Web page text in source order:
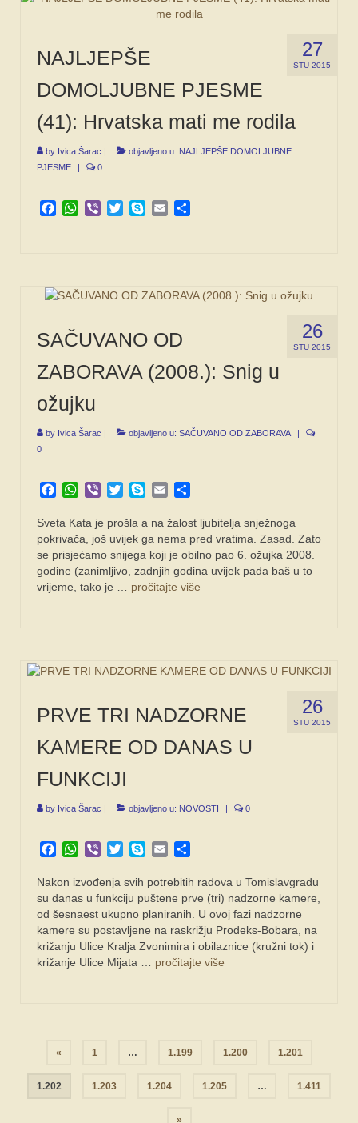
27
STU 2015
NAJLJEPŠE
DOMOLJUBNE PJESME
(41): Hrvatska mati me rodila
by Ivica Šarac | objavljeno u: NAJLJEPŠE DOMOLJUBNE
PJESME
| 0
Facebook
WhatsApp
Viber TwitterSkypeEmail
26
STU 2015
SAČUVANO OD
ZABORAVA (2008.): Snig u
ožujku
by Ivica Šarac objavljeno u: SAČUVANO OD ZABORAVA
0
Facebook
WhatsApp
Viber TwitterSkypeEmail
Sveta Kata je prošla a na žalost ljubitelja snježnoga
pokrivača, još uvijek ga nema pred vratima. Zasad. Zato
se prisjećamo snijega koji je obilno pao 6. ožujka 2008.
godine (zanimljivo, zadnjih godina uvijek pada baš u to
vrijeme, tako je … pročitajte više
26
STU 2015
PRVE TRI NADZORNE
KAMERE OD DANAS U
FUNKCIJI
by Ivica Šarac | objavljeno u: NOVOSTI | 0
Facebook
WhatsApp
Viber TwitterSkypeEmail
Nakon izvođenja svih potrebitih radova u Tomislavgradu
su danas u funkciju puštene prve (tri) nadzorne kamere,
od šesnaest ukupno planiranih. U ovoj fazi nadzorne
kamere su postavljene na raskrižju Prodeks-Bobara, na
križanju Ulice Kralja Zvonimira i obilaznice (kružni tok) i
križanje Ulice Mijata … pročitajte više
Navigacija
objava
« 1 … 1.199 1.200 1.201
1.202 1.203 1.204 1.205 … 1.411
»